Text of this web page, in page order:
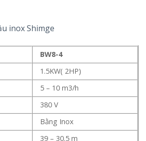
inox Shimge
BW8-4
1.5KW( 2HP)
5 – 10 m3/h
380 V
Bằng Inox
39 – 30.5 m